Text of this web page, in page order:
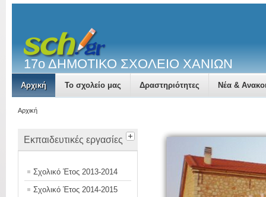
17ο ΔΗΜΟΤΙΚΟ ΣΧΟΛΕΙΟ ΧΑΝΙΩΝ
Αρχική Το σχολείο μας Δραστηριότητες Νέα &
Αρχική
Εκπαιδευτικές εργασίες
Σχολικό Έτος 2013-2014
Σχολικό Έτος 2014-2015